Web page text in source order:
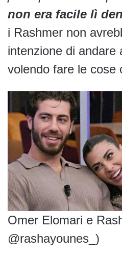
non era facile lì
i Rashmer non
intenzione di andare
volendo fare le cose
Omer Elomari e
@rashayounes_)